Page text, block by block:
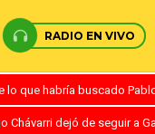
RADIO EN VIVO
lo que habría buscado
Chávarri dejó de seguir a